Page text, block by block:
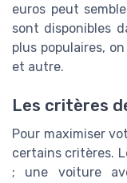
euros peut
sont disponibles
plus populaires,
et autre.
Les critères
Pour maximiser
certains critères.
; une voiture